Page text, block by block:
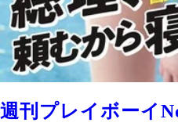
週刊プレイボーイ